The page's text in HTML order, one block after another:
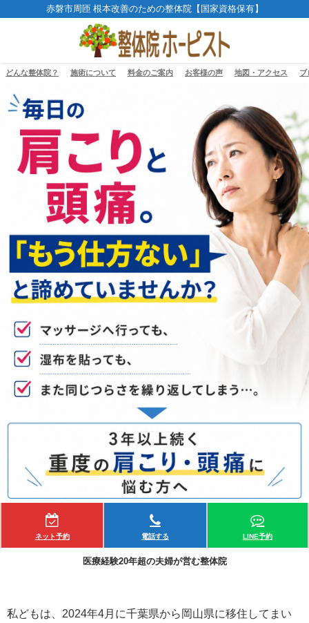
赤磐市周匝 根本改善のための整体院【国家資格保有】
どんな整体院？ 施術について 料金のご案内 お客様の声 地図・アクセス ブ
ネット予約 電話する LINE予約
医療経験20年超の夫婦が営む整体院
私どもは、2024年4月に千葉県から岡山県に移住してまい